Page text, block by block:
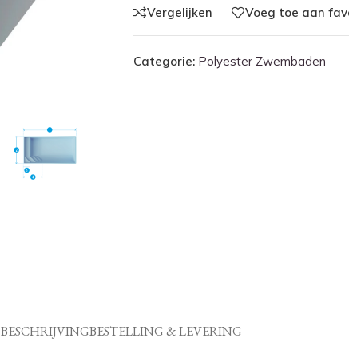
Vergelijken Voeg toe aan
Categorie: Polyester Zwembaden
BESCHRIJVINGBESTELLING & LEVERING